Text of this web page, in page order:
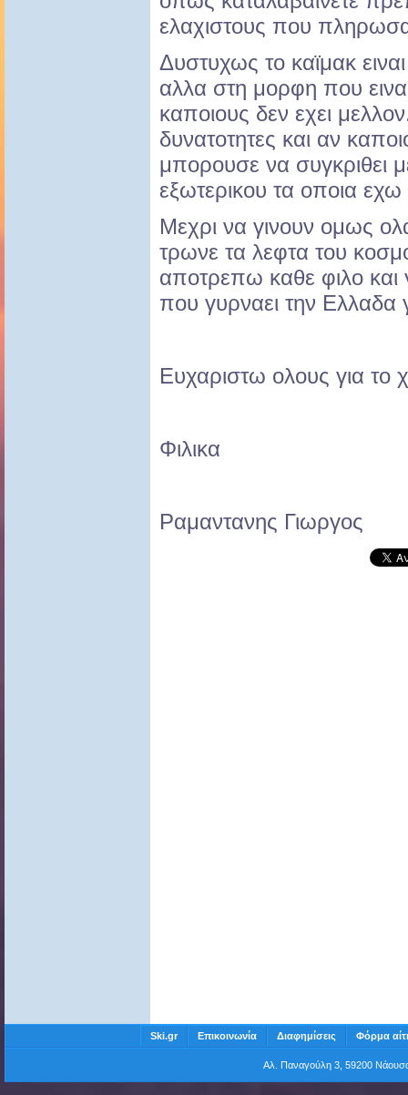
ελαχιστους που
Δυστυχως το καϊμακ
αλλα στη μορφη που
καποιους δεν εχει
δυνατοτητες και αν
μπορουσε να συγκριθει
εξωτερικου τα οποια εχω
Μεχρι να γινουν ομως
τρωνε τα λεφτα του
αποτρεπω καθε φιλο
που γυρναει την Ελλαδα
Ευχαριστω ολους για το
Φιλικα
Ραμαντανης Γιωργος
Ski.gr Επικοινωνία Διαφημίσεις Φόρμα
Αλ. Παναγούλη 3, 59200